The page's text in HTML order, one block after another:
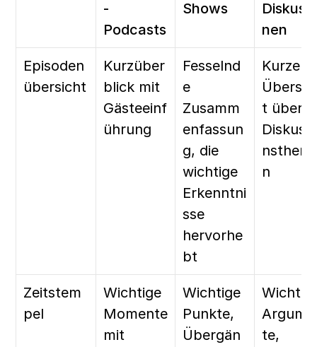
-
Podcasts
Shows
nen
Episoden
übersicht
Kurzüber
blick mit
Gästeeinf
ührung
Fesselnd
e
Zusamm
enfassun
g, die
wichtige
Erkenntni
sse
hervorhe
bt
Kurze
t über
n
Zeitstem
pel
Wichtige
Momente
mit
Wichtige
Punkte,
Übergän
te,